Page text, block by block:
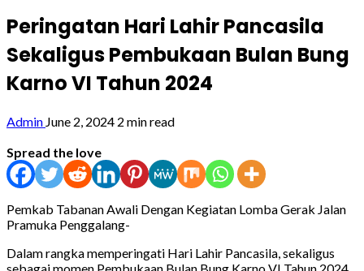
Peringatan Hari Lahir Pancasila
Sekaligus Pembukaan Bulan Bung
Karno VI Tahun 2024
Admin June 2, 2024 2 min read
Spread the love
Pemkab Tabanan Awali Dengan Kegiatan Lomba Gerak Jalan
Pramuka Penggalang-
Dalam rangka memperingati Hari Lahir Pancasila, sekaligus